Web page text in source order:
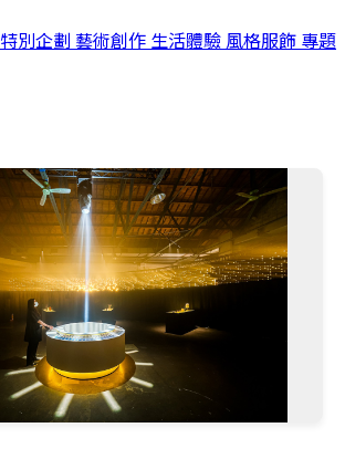
特別企劃 藝術創作 生活體驗 風格服飾 專題